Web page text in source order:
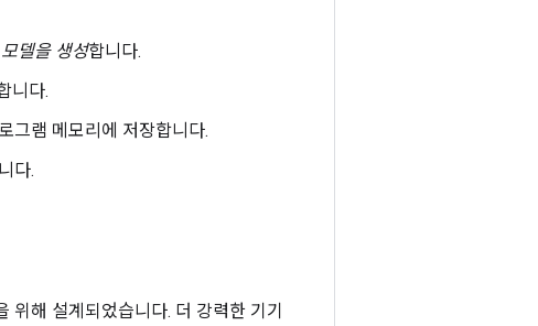
델을 생성합니다.
니다.
그램 메모리에 저장합니다.
다.
해 설계되었습니다. 더 강력한 기기